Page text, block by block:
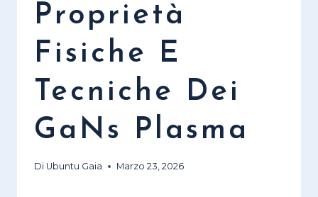
Proprietà
Fisiche E
Tecniche Dei
GaNs Plasma
Di Ubuntu Gaia Marzo 23, 2026